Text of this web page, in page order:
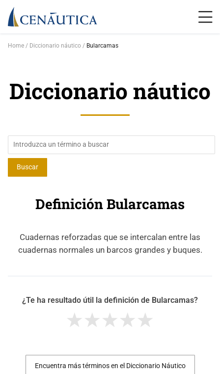
Home Diccionario náutico Bularcamas
Diccionario náutico
Definición Bularcamas
Cuadernas reforzadas que se intercalan entre las
cuadernas normales un barcos grandes y buques.
¿Te ha resultado útil la definición de Bularcamas?
Encuentra más términos en el Diccionario Náutico